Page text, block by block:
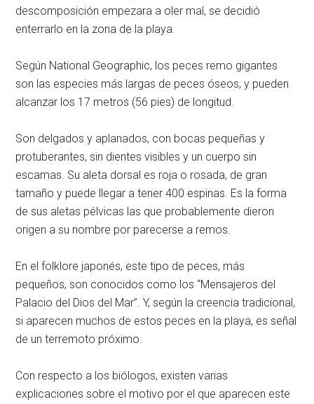
descomposición empezara a oler mal, se decidió
enterrarlo en la zona de la playa.
Según National Geographic, los peces remo gigantes
son las especies más largas de peces óseos, y pueden
alcanzar los 17 metros (56 pies) de longitud.
Son delgados y aplanados, con bocas pequeñas y
protuberantes, sin dientes visibles y un cuerpo sin
escamas. Su aleta dorsal es roja o rosada, de gran
tamaño y puede llegar a tener 400 espinas. Es la forma
de sus aletas pélvicas las que probablemente dieron
origen a su nombre por parecerse a remos.
En el folklore japonés, este tipo de peces, más
pequeños, son conocidos como los “Mensajeros del
Palacio del Dios del Mar”. Y, según la creencia tradicional,
si aparecen muchos de estos peces en la playa, es señal
de un terremoto próximo.
Con respecto a los biólogos, existen varias
explicaciones sobre el motivo por el que aparecen este